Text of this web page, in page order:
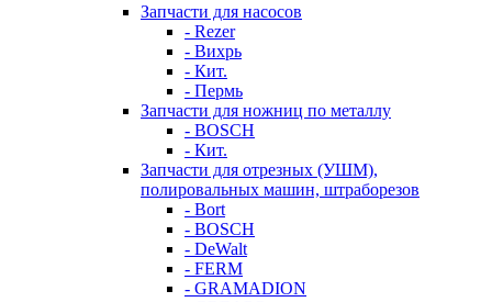
Запчасти для насосов
- Rezer
- Вихрь
- Кит.
- Пермь
Запчасти для ножниц по металлу
- BOSCH
- Кит.
Запчасти для отрезных (УШМ),
полировальных машин, штраборезов
- Bort
- BOSCH
- DeWalt
- FERM
- GRAMADION